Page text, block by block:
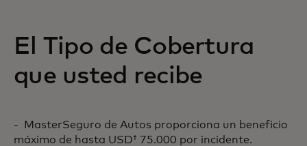
El Tipo de Cobertura
que usted recibe
- MasterSeguro de Autos proporciona un beneficio
máximo de hasta USD† 75.000 por incidente.